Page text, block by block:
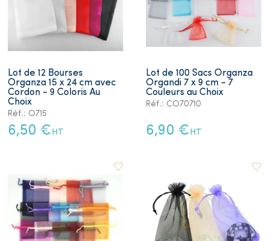
Lot de 12 Bourses
Organza 15 x 24 cm avec
Cordon - 9 Coloris Au
Choix
Réf.: O715
6,50 € HT
Lot de 100 Sacs Organza
Organdi 7 x 9 cm - 7
Couleurs au Choix
Réf.: CO70710
6,90 € HT